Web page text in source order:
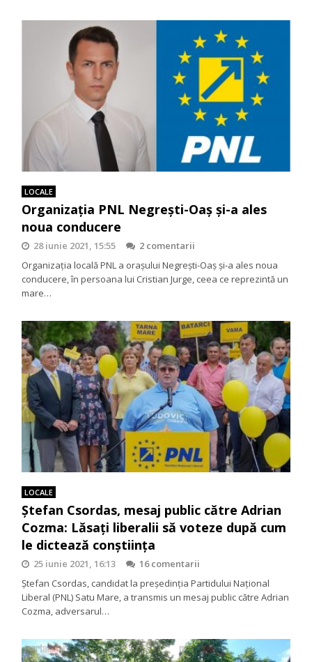
LOCALE
Organizația PNL Negrești-Oaș și-a ales
noua conducere
28 iunie 2021, 15:55
2 comentarii
Organizația locală PNL a orașului Negrești-Oaș și-a ales noua
conducere, în persoana lui Cristian Jurge, ceea ce reprezintă un
mare…
LOCALE
Ștefan Csordas, mesaj public către Adrian
Cozma: Lăsați liberalii să voteze după cum
le dictează conștiința
25 iunie 2021, 16:13
16 comentarii
Ștefan Csordas, candidat la președinția Partidului Național
Liberal (PNL) Satu Mare, a transmis un mesaj public către Adrian
Cozma, adversarul…